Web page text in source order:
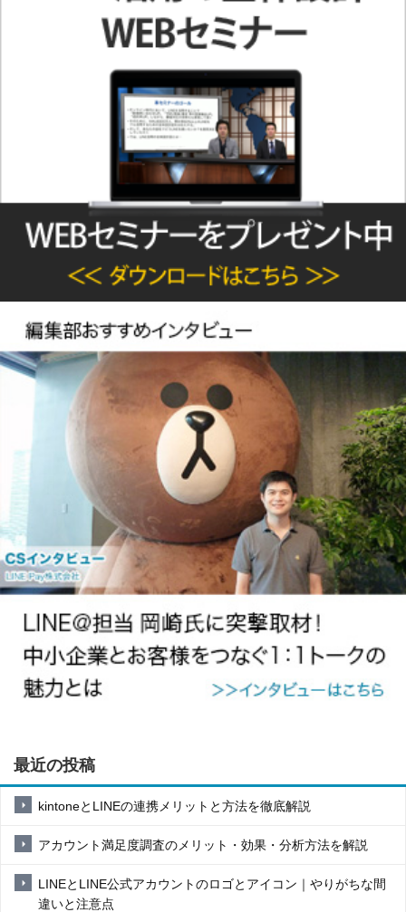
最近の投稿
kintoneとLINEの連携メリットと方法を徹底解説
アカウント満足度調査のメリット・効果・分析方法を解説
LINEとLINE公式アカウントのロゴとアイコン｜やりがちな間
違いと注意点